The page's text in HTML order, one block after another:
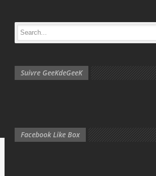
Suivre GeeKdeGeeK
Facebook Like Box